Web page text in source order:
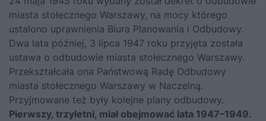
miasta stołecznego Warszawy, na mocy którego
ustalono uprawnienia Biura Planowania i Odbudowy.
Dwa lata później, 3 lipca 1947 roku przyjęta została
ustawa o odbudowie miasta stołecznego Warszawy.
Przekształcała ona Państwową Radę Odbudowy
miasta stołecznego Warszawy w Naczelną.
Przyjmowane też były kolejne plany odbudowy.
Pierwszy, trzyletni, miał obejmować lata 1947–1949.